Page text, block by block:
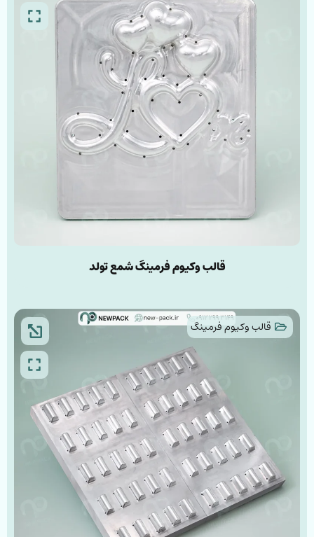
قالب وکیوم فرمینگ شمع تولد
قالب وکیوم فرمینگ